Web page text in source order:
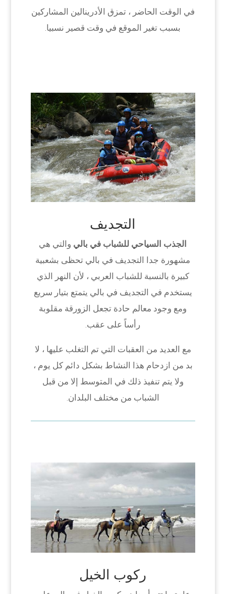
في الوقت الحاضر ، تمزق الأدرينالين المشاركين
بسبب تغير الموقع في وقت قصير نسبيا.
التجديف
الجذب السياحي للشباب في بالي والتي هي
مشهورة جدا التجديف في بالي تحظى بشعبية
كبيرة بالنسبة للشباب العربي ، لأن النهر الذي
يستخدم في التجديف في بالي يتمتع بتيار سريع
ومع وجود معالم حادة تجعل الزورقة مقلوبة
رأساً على عقب.
مع العديد من العقبات التي تم التغلب عليها ، لا
بد من ازدحام هذا النشاط بشكل دائم كل يوم ،
ولا يتم تنفيذ ذلك في المتوسط إلا من قبل
الشباب من مختلف البلدان.
ركوب الخيل